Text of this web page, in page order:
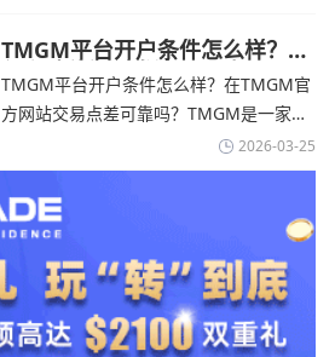
标准的MT4、MT5，以及自研的
AvaTradeGO和AvaOptions。通过
avatrade爱华官网交易资讯了解，据伊朗
TMGM平台开户条件怎么样？美
伊和谈传闻引发油价暴跌-
TMGM官网
TMGM平台开户条件怎么样？在TMGM官
方网站交易点差可靠吗？‌‌‌TMGM是一家交
易成本极低、产品极其丰富、ASIC监管
+千万保险加持的全球知名经纪商，特别适
合活跃交易者和股票CFD投资者。通过
TMGM官网交易资讯了解，周三亚洲交易
时段,油价暴跌逾6%,布伦特原油跌破每桶
100美元
2026-03-25